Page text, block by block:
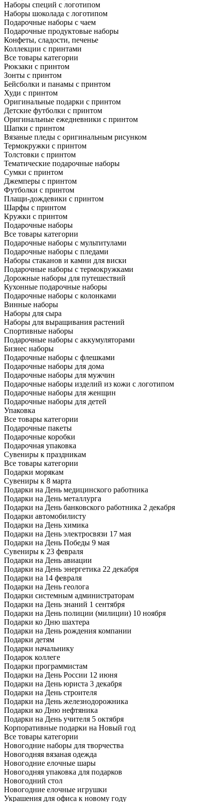
Наборы специй с логотипом
Наборы шоколада с логотипом
Подарочные наборы с чаем
Подарочные продуктовые наборы
Конфеты, сладости, печенье
Коллекции с принтами
Все товары категории
Рюкзаки с принтом
Зонты с принтом
Бейсболки и панамы с принтом
Худи с принтом
Оригинальные подарки с принтом
Детские футболки с принтом
Оригинальные ежедневники с принтом
Шапки с принтом
Вязаные пледы с оригинальным рисунком
Термокружки с принтом
Толстовки с принтом
Тематические подарочные наборы
Сумки с принтом
Джемперы с принтом
Футболки с принтом
Плащи-дождевики с принтом
Шарфы с принтом
Кружки с принтом
Подарочные наборы
Все товары категории
Подарочные наборы с мультитулами
Подарочные наборы с пледами
Наборы стаканов и камни для виски
Подарочные наборы с термокружками
Дорожные наборы для путешествий
Кухонные подарочные наборы
Подарочные наборы с колонками
Винные наборы
Наборы для сыра
Наборы для выращивания растений
Спортивные наборы
Подарочные наборы с аккумуляторами
Бизнес наборы
Подарочные наборы с флешками
Подарочные наборы для дома
Подарочные наборы для мужчин
Подарочные наборы изделий из кожи с логотипом
Подарочные наборы для женщин
Подарочные наборы для детей
Упаковка
Все товары категории
Подарочные пакеты
Подарочные коробки
Подарочная упаковка
Сувениры к праздникам
Все товары категории
Подарки морякам
Сувениры к 8 марта
Подарки на День медицинского работника
Подарки на День металлурга
Подарки на День банковского работника 2 декабря
Подарки автомобилисту
Подарки на День химика
Подарки на День электросвязи 17 мая
Подарки на День Победы 9 мая
Сувениры к 23 февраля
Подарки на День авиации
Подарки на День энергетика 22 декабря
Подарки на 14 февраля
Подарки на День геолога
Подарки системным администраторам
Подарки на День знаний 1 сентября
Подарки на День полиции (милиции) 10 ноября
Подарки ко Дню шахтера
Подарки на День рождения компании
Подарки детям
Подарки начальнику
Подарок коллеге
Подарки программистам
Подарки на День России 12 июня
Подарки на День юриста 3 декабря
Подарки на День строителя
Подарки на День железнодорожника
Подарки ко Дню нефтяника
Подарки на День учителя 5 октября
Корпоративные подарки на Новый год
Все товары категории
Новогодние наборы для творчества
Новогодняя вязаная одежда
Новогодние елочные шары
Новогодняя упаковка для подарков
Новогодний стол
Новогодние елочные игрушки
Украшения для офиса к новому году